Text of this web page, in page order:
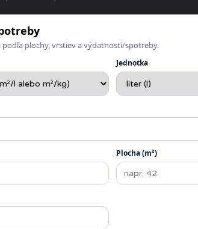
plochy, vrstiev a výdatnosti/spotreby.
Jednotka
Plocha (m²)